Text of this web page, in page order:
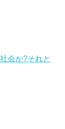
会か?それと